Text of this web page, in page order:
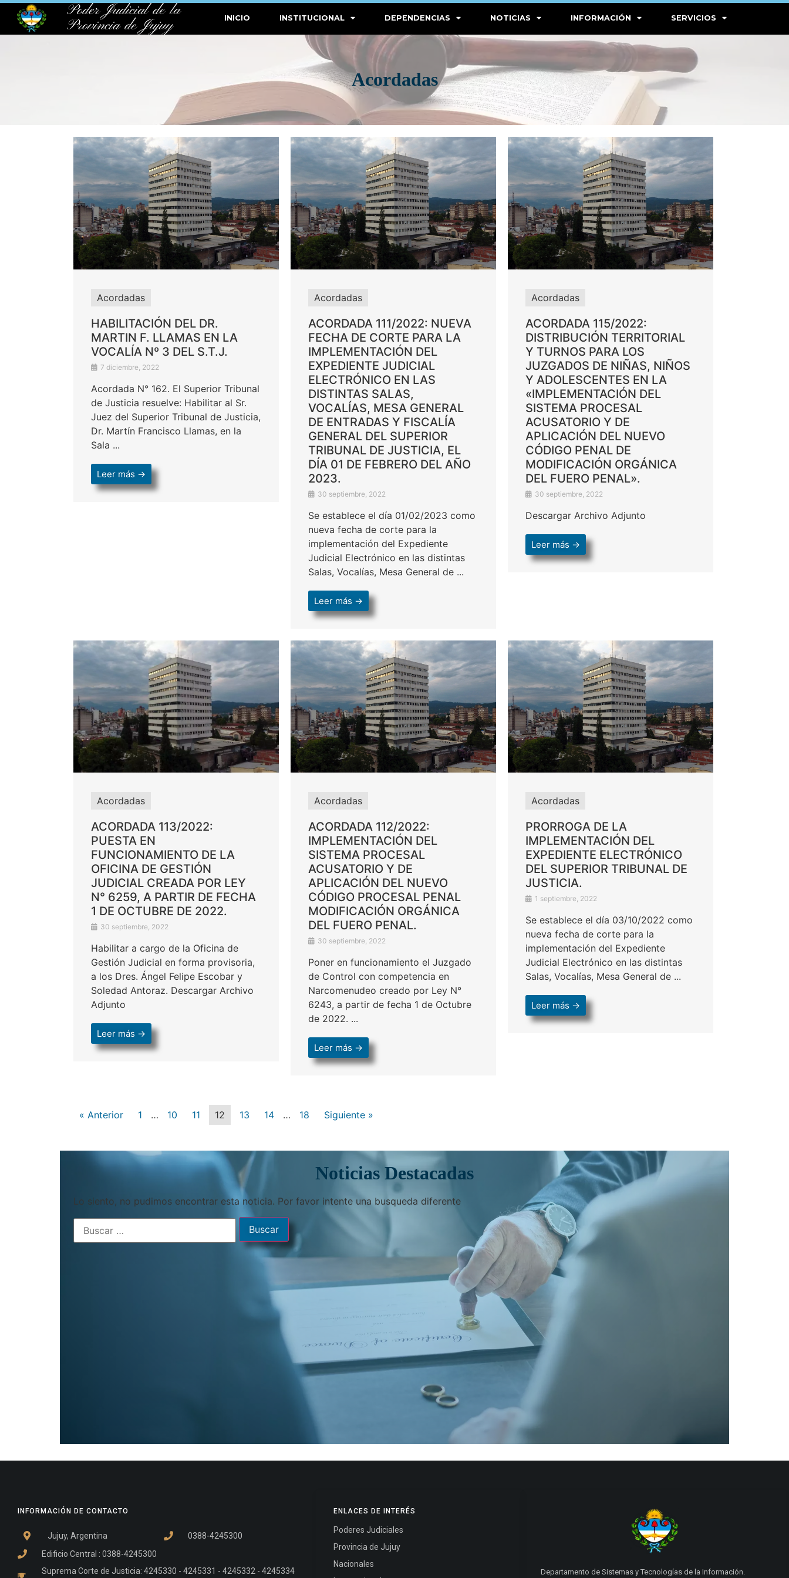
Poder Judicial de la
Provincia de Jujuy
INICIO INSTITUCIONAL DEPENDENCIAS NOTICIAS INFORMACIÓN SERVICIOS
Acordadas
Acordadas
HABILITACIÓN DEL DR.
MARTIN F. LLAMAS EN LA
VOCALÍA Nº 3 DEL S.T.J.
7 diciembre, 2022
Acordada N° 162. El Superior Tribunal
de Justicia resuelve: Habilitar al Sr.
Juez del Superior Tribunal de Justicia,
Dr. Martín Francisco Llamas, en la
Sala ...
Leer más →
Acordadas
ACORDADA 111/2022: NUEVA
FECHA DE CORTE PARA LA
IMPLEMENTACIÓN DEL
EXPEDIENTE JUDICIAL
ELECTRÓNICO EN LAS
DISTINTAS SALAS,
VOCALÍAS, MESA GENERAL
DE ENTRADAS Y FISCALÍA
GENERAL DEL SUPERIOR
TRIBUNAL DE JUSTICIA, EL
DÍA 01 DE FEBRERO DEL AÑO
2023.
30 septiembre, 2022
Se establece el día 01/02/2023 como
nueva fecha de corte para la
implementación del Expediente
Judicial Electrónico en las distintas
Salas, Vocalías, Mesa General de ...
Leer más →
Acordadas
ACORDADA 115/2022:
DISTRIBUCIÓN TERRITORIAL
Y TURNOS PARA LOS
JUZGADOS DE NIÑAS, NIÑOS
Y ADOLESCENTES EN LA
«IMPLEMENTACIÓN DEL
SISTEMA PROCESAL
ACUSATORIO Y DE
APLICACIÓN DEL NUEVO
CÓDIGO PENAL DE
MODIFICACIÓN ORGÁNICA
DEL FUERO PENAL».
30 septiembre, 2022
Descargar Archivo Adjunto
Leer más →
Acordadas
ACORDADA 113/2022:
PUESTA EN
FUNCIONAMIENTO DE LA
OFICINA DE GESTIÓN
JUDICIAL CREADA POR LEY
N° 6259, A PARTIR DE FECHA
1 DE OCTUBRE DE 2022.
30 septiembre, 2022
Habilitar a cargo de la Oficina de
Gestión Judicial en forma provisoria,
a los Dres. Ángel Felipe Escobar y
Soledad Antoraz. Descargar Archivo
Adjunto
Leer más →
Acordadas
ACORDADA 112/2022:
IMPLEMENTACIÓN DEL
SISTEMA PROCESAL
ACUSATORIO Y DE
APLICACIÓN DEL NUEVO
CÓDIGO PROCESAL PENAL
MODIFICACIÓN ORGÁNICA
DEL FUERO PENAL.
30 septiembre, 2022
Poner en funcionamiento el Juzgado
de Control con competencia en
Narcomenudeo creado por Ley N°
6243, a partir de fecha 1 de Octubre
de 2022. ...
Leer más →
Acordadas
PRORROGA DE LA
IMPLEMENTACIÓN DEL
EXPEDIENTE ELECTRÓNICO
DEL SUPERIOR TRIBUNAL DE
JUSTICIA.
1 septiembre, 2022
Se establece el día 03/10/2022 como
nueva fecha de corte para la
implementación del Expediente
Judicial Electrónico en las distintas
Salas, Vocalías, Mesa General de ...
Leer más →
« Anterior 1 … 10 11 12 13 14 … 18 Siguiente »
Noticias Destacadas
Lo siento, no pudimos encontrar esta noticia. Por favor intente una busqueda diferente
INFORMACIÓN DE CONTACTO
Jujuy, Argentina
0388-4245300
Edificio Central : 0388-4245300
Suprema Corte de Justicia: 4245330 - 4245331 - 4245332 - 4245334
ENLACES DE INTERÉS
Poderes Judiciales
Provincia de Jujuy
Nacionales
Departamento de Sistemas y Tecnologías de la Información.